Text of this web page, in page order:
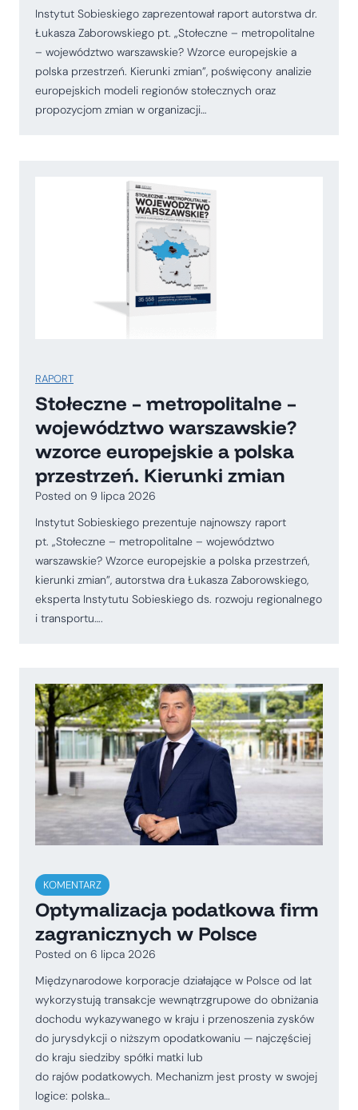
Instytut Sobieskiego zaprezentował raport autorstwa dr.
Łukasza Zaborowskiego pt. „Stołeczne – metropolitalne
– województwo warszawskie? Wzorce europejskie a
polska przestrzeń. Kierunki zmian”, poświęcony analizie
europejskich modeli regionów stołecznych oraz
propozycjom zmian w organizacji…
RAPORT
Stołeczne – metropolitalne –
województwo warszawskie?
wzorce europejskie a polska
przestrzeń. Kierunki zmian
Posted on 9 lipca 2026
Instytut Sobieskiego prezentuje najnowszy raport
pt. „Stołeczne – metropolitalne – województwo
warszawskie? Wzorce europejskie a polska przestrzeń,
kierunki zmian”, autorstwa dra Łukasza Zaborowskiego,
eksperta Instytutu Sobieskiego ds. rozwoju regionalnego
i transportu….
KOMENTARZ
Optymalizacja podatkowa firm
zagranicznych w Polsce
Posted on 6 lipca 2026
Międzynarodowe korporacje działające w Polsce od lat
wykorzystują transakcje wewnątrzgrupowe do obniżania
dochodu wykazywanego w kraju i przenoszenia zysków
do jurysdykcji o niższym opodatkowaniu — najczęściej
do kraju siedziby spółki matki lub
do rajów podatkowych. Mechanizm jest prosty w swojej
logice: polska…